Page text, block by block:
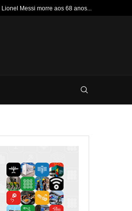
Lionel Messi morre aos 68 anos...